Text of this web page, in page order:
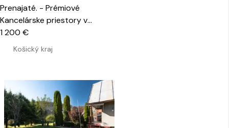
Prenajaté. - Prémiové
Kancelárske priestory v
priamom centre
Košický kraj
1 200 €